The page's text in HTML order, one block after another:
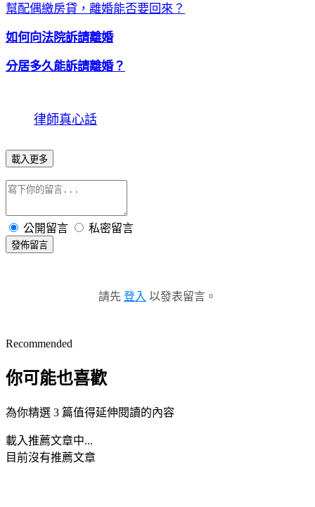
幫配偶繳房貸，離婚能否要回來？
如何向法院訴請離婚
分居多久能訴請離婚？
律師真心話
載入更多
公開留言 私密留言
發佈留言
請先 登入 以發表留言。
Recommended
你可能也喜歡
為你精選 3 篇值得延伸閱讀的內容
載入推薦文章中...
目前沒有推薦文章